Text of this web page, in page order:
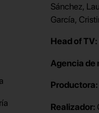
Sánchez,
García,
Head of TV:
Agencia de
Productora:
Realizador: